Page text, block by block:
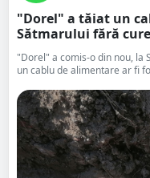
"Dorel" a tăiat un
Sătmarului fără
"Dorel" a comis-o din nou, la
un cablu de alimentare ar fi